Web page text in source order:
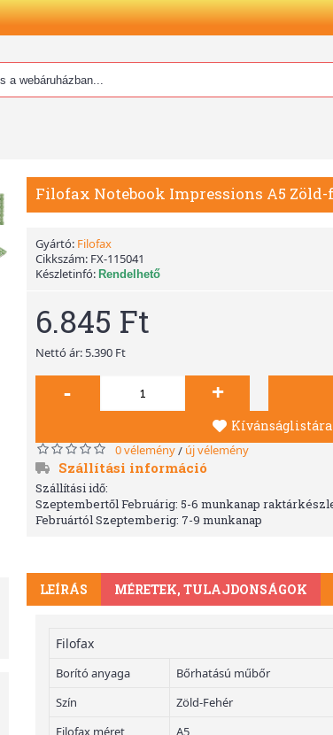
Filofax Notebook Impressions A5 Zöld-
Gyártó: Filofax
Cikkszám: FX-115041
Készletinfó: Rendelhető
6.845 Ft
Nettó ár: 5.390 Ft
- +
Kívánságlistára
0 vélemény/ új vélemény
Szállítási információ
Szállítási idő:
Szeptembertől Februárig: 5-6 munkanap
Februártól Szeptemberig: 7-9 munkanap
LEÍRÁS MÉRETEK, TULAJDONSÁGOK
Filofax
Borító anyaga
Bőrhatású műbőr
Szín
Zöld-Fehér
Filofax méret
A5